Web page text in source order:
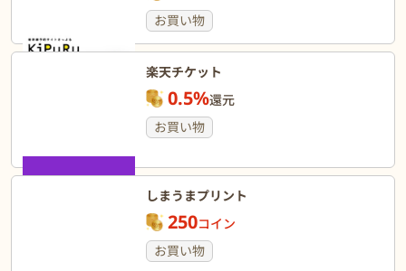
お買い物
楽天チケット
0.5%還元
お買い物
しまうまプリント
250コイン
お買い物